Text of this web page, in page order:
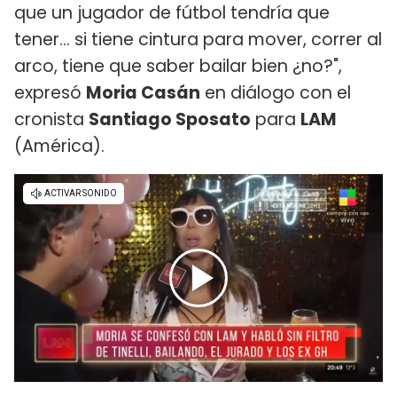
que un jugador de fútbol tendría que
tener... si tiene cintura para mover, correr al
arco, tiene que saber bailar bien ¿no?",
expresó Moria Casán en diálogo con el
cronista Santiago Sposato para LAM
(América).